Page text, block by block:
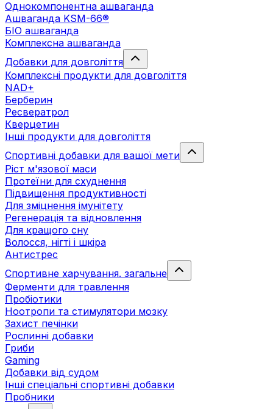
Однокомпонентна ашваганда
Ашваганда KSM-66®
БІО ашваганда
Комплексна ашваганда
Добавки для довголіття
Комплексні продукти для довголіття
NAD+
Берберин
Ресвератрол
Кверцетин
Інші продукти для довголіття
Спортивні добавки для вашої мети
Ріст м'язової маси
Протеїни для схуднення
Підвищення продуктивності
Для зміцнення імунітету
Регенерація та відновлення
Для кращого сну
Волосся, нігті і шкіра
Антистрес
Спортивне харчування. загальне
Ферменти для травлення
Пробіотики
Ноотропи та стимулятори мозку
Захист печінки
Рослинні добавки
Гриби
Gaming
Добавки від судом
Інші спеціальні спортивні добавки
Пробники